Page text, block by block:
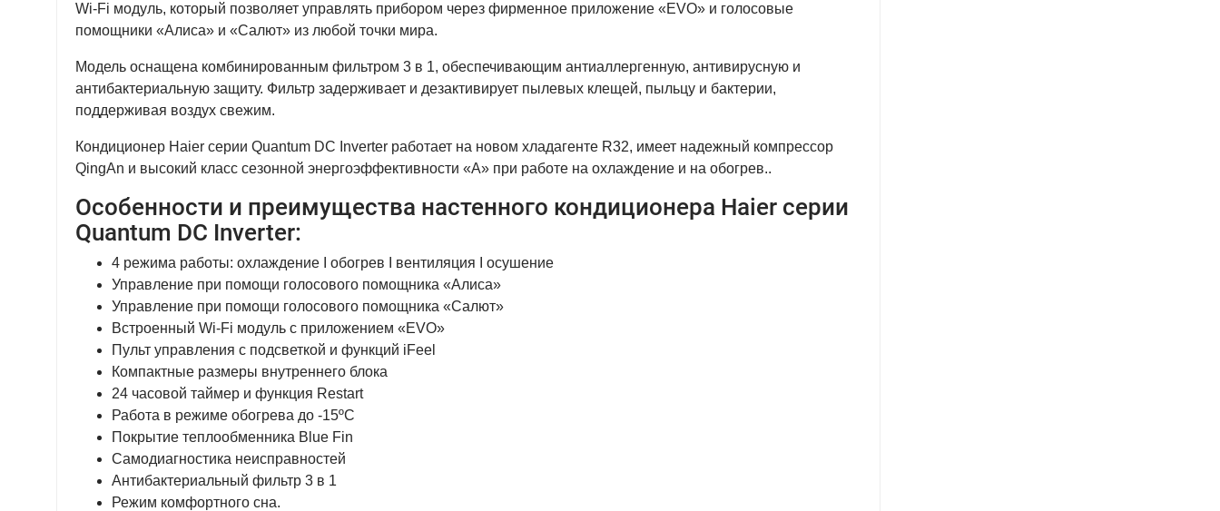
Wi-Fi модуль, который позволяет управлять прибором через фирменное приложение «EVO» и голосовые
помощники «Алиса» и «Салют» из любой точки мира.
Модель оснащена комбинированным фильтром 3 в 1, обеспечивающим антиаллергенную, антивирусную и
антибактериальную защиту. Фильтр задерживает и дезактивирует пылевых клещей, пыльцу и бактерии,
поддерживая воздух свежим.
Кондиционер Haier серии Quantum DC Inverter работает на новом хладагенте R32, имеет надежный компрессор
QingAn и высокий класс сезонной энергоэффективности «А» при работе на охлаждение и на обогрев..
Особенности и преимущества настенного кондиционера Haier серии
Quantum DC Inverter:
4 режима работы: охлаждение I обогрев I вентиляция I осушение
Управление при помощи голосового помощника «Алиса»
Управление при помощи голосового помощника «Салют»
Встроенный Wi-Fi модуль с приложением «EVO»
Пульт управления с подсветкой и функций iFeel
Компактные размеры внутреннего блока
24 часовой таймер и функция Restart
Работа в режиме обогрева до -15ºС
Покрытие теплообменника Blue Fin
Самодиагностика неисправностей
Антибактериальный фильтр 3 в 1
Режим комфортного сна.